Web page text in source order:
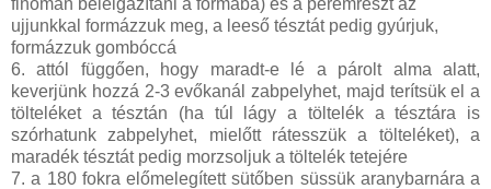
ujjunkkal formázzuk meg, a leeső tésztát pedig gyúrjuk,
formázzuk gombóccá
6. attól függően, hogy maradt-e lé a párolt alma alatt,
keverjünk hozzá 2-3 evőkanál zabpelyhet, majd terítsük el a
tölteléket a tésztán (ha túl lágy a töltelék a tésztára is
szórhatunk zabpelyhet, mielőtt rátesszük a tölteléket), a
maradék tésztát pedig morzsoljuk a töltelék tetejére
7. a 180 fokra előmelegített sütőben süssük aranybarnára a